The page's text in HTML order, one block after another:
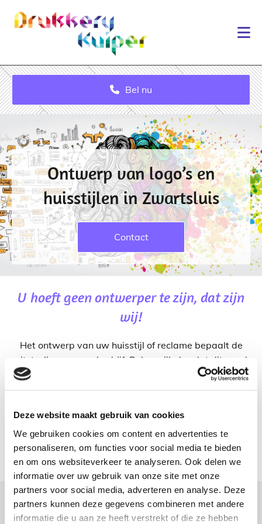
Deze website maakt gebruik van cookies
We gebruiken cookies om content en advertenties te
personaliseren, om functies voor social media te bieden
en om ons websiteverkeer te analyseren. Ook delen we
informatie over uw gebruik van onze site met onze
partners voor social media, adverteren en analyse. Deze
partners kunnen deze gegevens combineren met andere
informatie die u aan ze heeft verstrekt of die ze hebben
Bel nu
Ontwerp van logo’s en
huisstijlen in Zwartsluis
Contact
U hoeft geen ontwerper te zijn, dat zijn
wij!
Het ontwerp van uw huisstijl of reclame bepaalt de
uitstraling van uw bedrijf. Belangrijk dus dat dit goed
en stijlvol gebeurt. Daarnaast is het handig als de
onderdelen van uw huisstijl bij één en hetzelfde bedrijf
kan allemaal bij Drukkerij Kuiper. Wij ontwerpen
graag uw logo, huisstijl, drukwerk en
reclamemateriaal. Snel, met korte lijnen en daardoor
kostenbesparend.